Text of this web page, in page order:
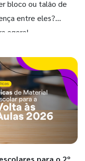
bloco ou talão de
entre eles?
agora!
para o 2º